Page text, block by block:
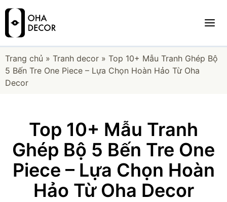
Trang chủ » Tranh decor » Top 10+ Mẫu Tranh Ghép Bộ
5 Bến Tre One Piece – Lựa Chọn Hoàn Hảo Từ Oha
Decor
Top 10+ Mẫu Tranh
Ghép Bộ 5 Bến Tre One
Piece – Lựa Chọn Hoàn
Hảo Từ Oha Decor